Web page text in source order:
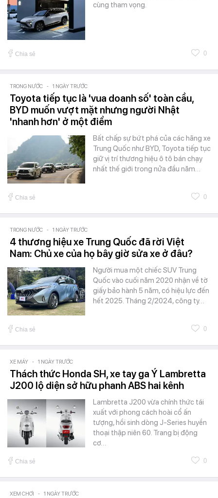
cùng tham vọng.
Chia sẻ 0
TRONG NƯỚC - 1 NGÀY TRƯỚC
Toyota tiếp tục là 'vua doanh số' toàn cầu,
BYD muốn vượt mặt nhưng người Nhật
'nhanh hơn' ở một điểm
Bất chấp sự bứt phá của các hãng xe
Trung Quốc như BYD, Toyota tiếp tục
giữ vị trí thương hiệu ô tô bán chạy
nhất thế giới trong nửa đầu năm…
Chia sẻ 0
TRONG NƯỚC - 1 NGÀY TRƯỚC
4 thương hiệu xe Trung Quốc đã rời Việt
Nam: Chủ xe của họ bây giờ sửa xe ở đâu?
Người mua một chiếc SUV Trung
Quốc vào cuối năm 2020 nhận về tờ
giấy bảo hành 5 năm, có hiệu lực đến
hết 2025. Tháng 2/2024, công ty…
Chia sẻ 0
XE MÁY - 1 NGÀY TRƯỚC
Thách thức Honda SH, xe tay ga Ý Lambretta
J200 lộ diện sở hữu phanh ABS hai kênh
Lambretta J200 vừa chính thức tái
xuất với phong cách hoài cổ ấn
tượng, hồi sinh dòng J-Series huyền
thoại thập niên 60. Trang bị động
cơ…
Chia sẻ 0
XEM CHƠI - 1 NGÀY TRƯỚC